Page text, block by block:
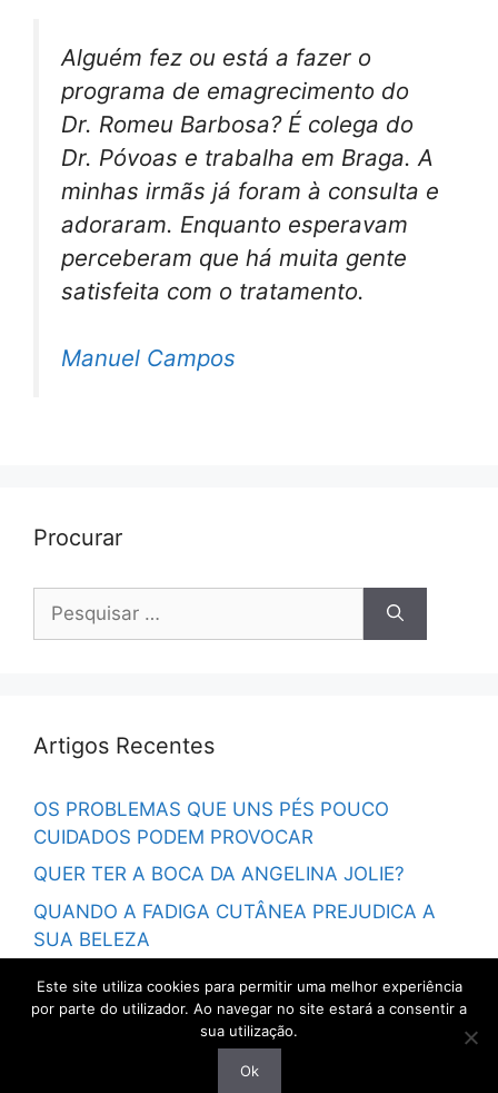
Alguém fez ou está a fazer o
programa de emagrecimento do
Dr. Romeu Barbosa? É colega do
Dr. Póvoas e trabalha em Braga. A
minhas irmãs já foram à consulta e
adoraram. Enquanto esperavam
perceberam que há muita gente
satisfeita com o tratamento.
Manuel Campos
Procurar
por:
Artigos Recentes
OS PROBLEMAS QUE UNS PÉS POUCO
CUIDADOS PODEM PROVOCAR
QUER TER A BOCA DA ANGELINA JOLIE?
QUANDO A FADIGA CUTÂNEA PREJUDICA A
SUA BELEZA
VOLTE ATRÁS NO TEMPO
• Criado com
Este site utiliza cookies para permitir uma melhor experiência
por parte do utilizador. Ao navegar no site estará a consentir a
sua utilização.
Ok